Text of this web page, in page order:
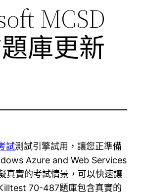
MCSD
題庫更新
試測試引擎試用，讓您正準備
Azure and Web Services
真實的考試情景，可以快速讓
70-487題庫包含真實的